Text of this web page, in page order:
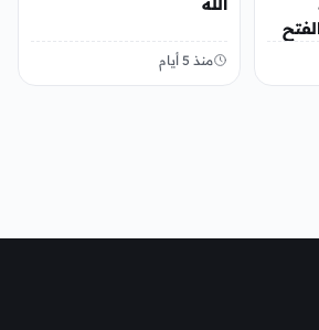
منذ 5 أيام